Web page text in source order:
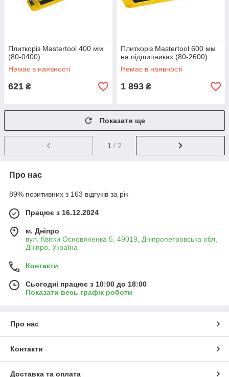
Плиткоріз Mastertool 400 мм
(80-0400)
Немає в наявності
621 ₴
Плиткоріз Mastertool 600 мм
на підшипниках (80-2600)
Немає в наявності
1 893 ₴
Показати ще
1 / 2
Про нас
89% позитивних з 163 відгуків за рік
Працює з 16.12.2024
м. Дніпро
вул. Квітки Основяненка 5, 49019, Дніпропетровська обл,
Дніпро, Україна
Контакти
Сьогодні працює з 10:00 до 18:00
Показати весь графік роботи
Про нас
Контакти
Доставка та оплата